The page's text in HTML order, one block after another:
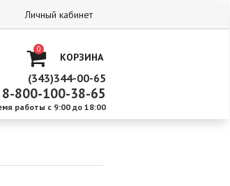
Личный кабинет
0
КОРЗИНА
(343)344-00-65
8-800-100-38-65
работы с 9:00 до 18:00